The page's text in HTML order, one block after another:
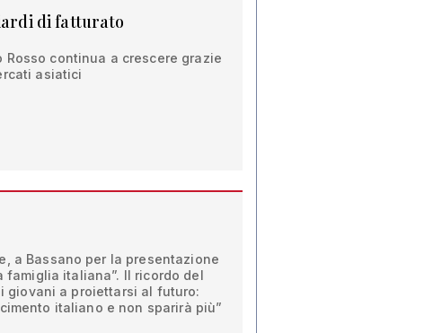
di fatturato
Rosso continua a crescere grazie
asiatici
a Bassano per la presentazione
famiglia italiana”. Il ricordo del
giovani a proiettarsi al futuro:
italiano e non sparirà più”